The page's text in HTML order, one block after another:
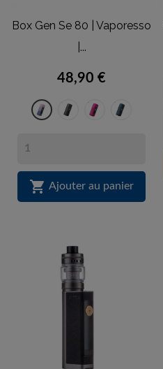
Box Gen Se 80 | Vaporesso
|...
48,90 €
Grandient
Dark
Hot
 Ajouter au panier